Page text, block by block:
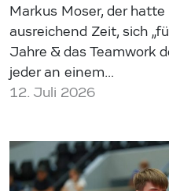
Markus Moser, der
ausreichend Zeit, sich
Jahre & das Teamwork
jeder an einem…
12. Juli 2026